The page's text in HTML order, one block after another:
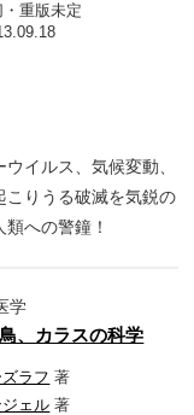
重版未定
イルス、気候変動、
りうる破滅を気鋭の
への警鐘！
学
、カラスの科学
ラフ 著
ジェル 著